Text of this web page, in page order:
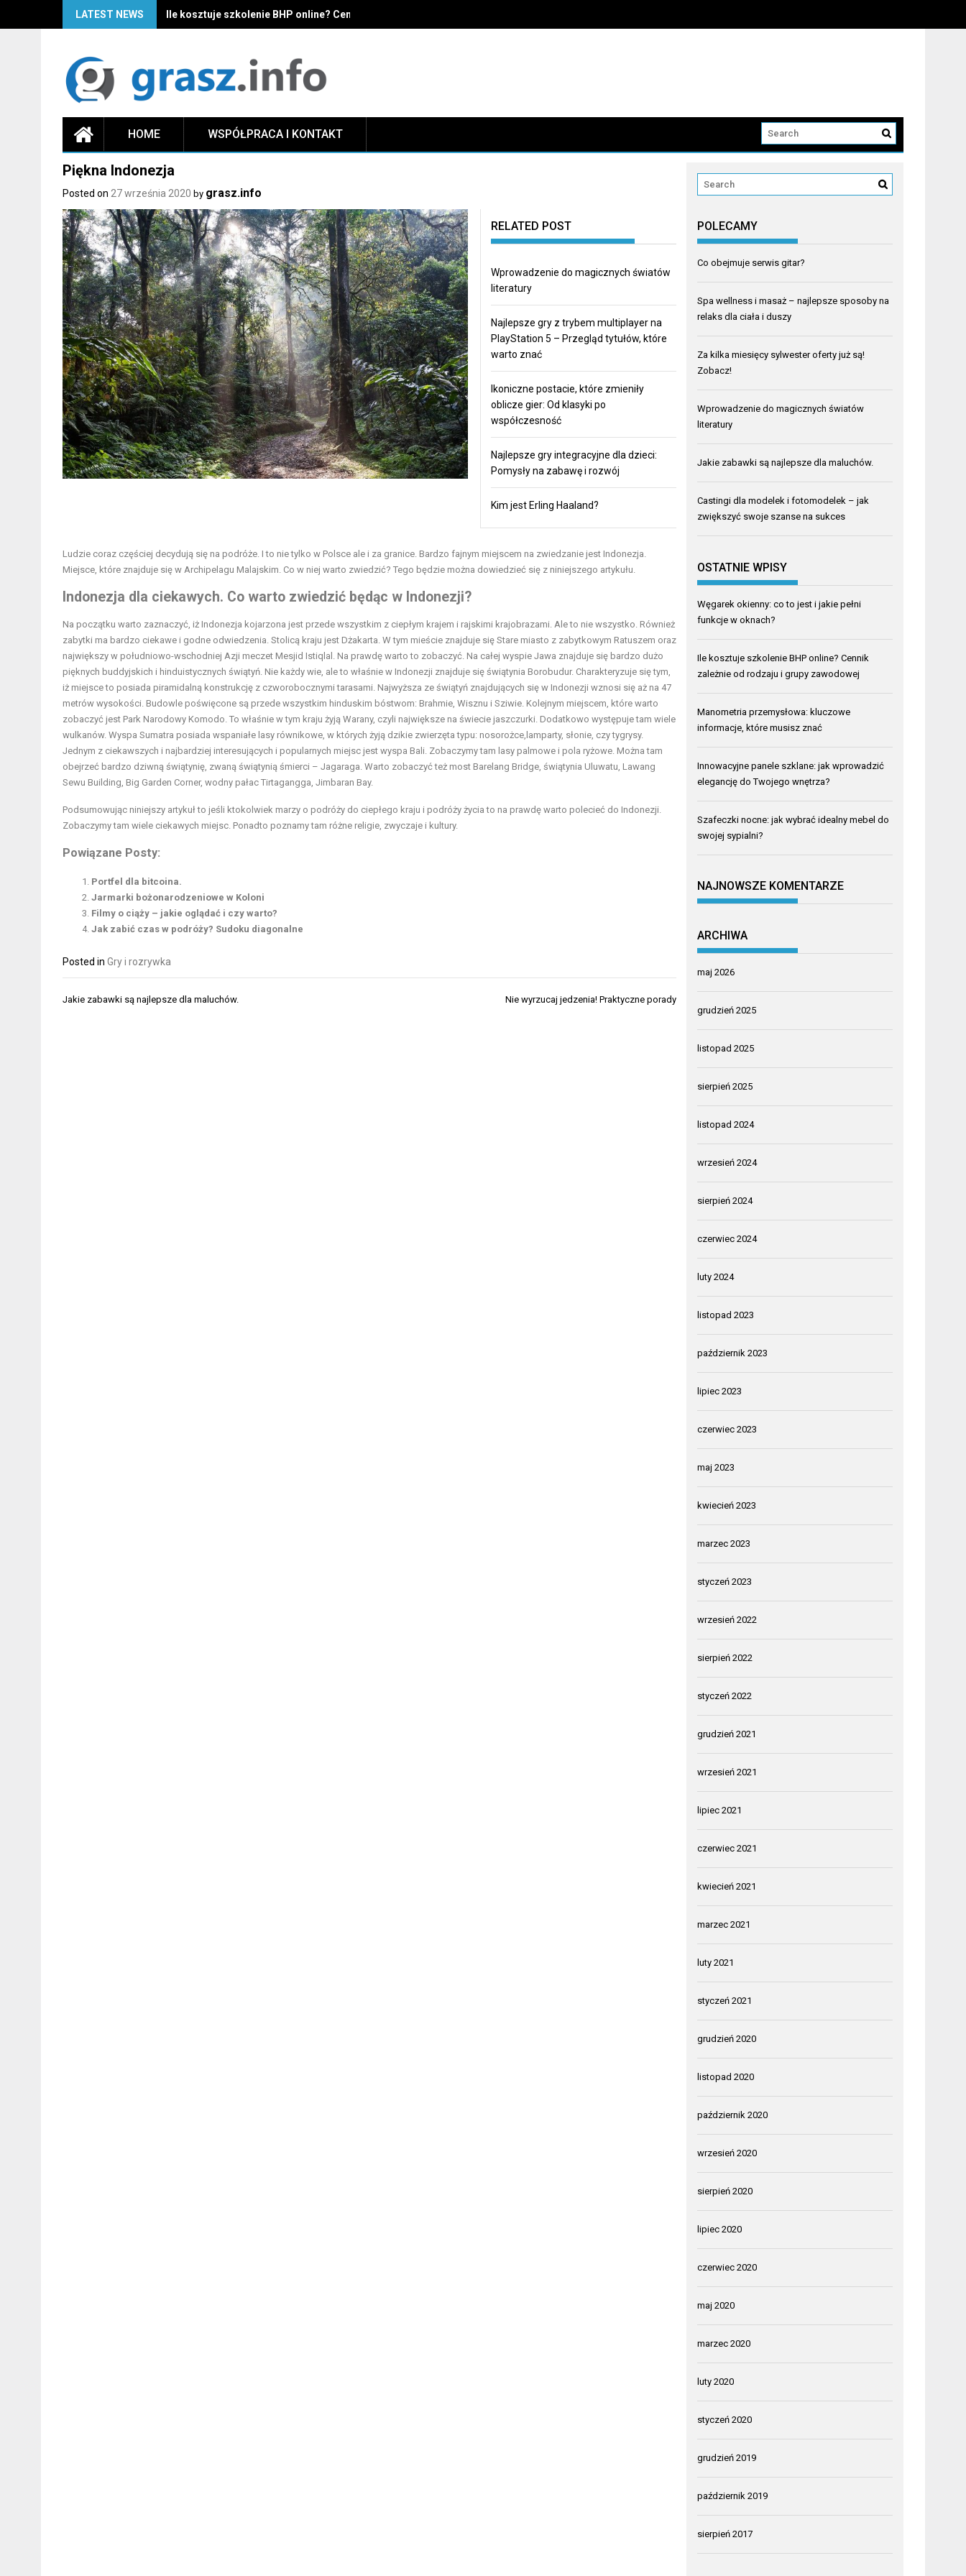
LATEST NEWS Ile kosztuje szkolenie BHP online? Cennik zależnie od rodzaju i grupy zawodowej
HOME WSPÓŁPRACA I KONTAKT
Piękna Indonezja
Posted on 27 września 2020 by grasz.info
RELATED POST
Wprowadzenie do magicznych światów
literatury
Najlepsze gry z trybem multiplayer na
PlayStation 5 – Przegląd tytułów, które
warto znać
Ikoniczne postacie, które zmieniły
oblicze gier: Od klasyki po
współczesność
Najlepsze gry integracyjne dla dzieci:
Pomysły na zabawę i rozwój
Kim jest Erling Haaland?
Ludzie coraz częściej decydują się na podróże. I to nie tylko w Polsce ale i za granice. Bardzo fajnym miejscem na zwiedzanie jest Indonezja.
Miejsce, które znajduje się w Archipelagu Malajskim. Co w niej warto zwiedzić? Tego będzie można dowiedzieć się z niniejszego artykułu.
Indonezja dla ciekawych. Co warto zwiedzić będąc w Indonezji?
Na początku warto zaznaczyć, iż Indonezja kojarzona jest przede wszystkim z ciepłym krajem i rajskimi krajobrazami. Ale to nie wszystko. Również
zabytki ma bardzo ciekawe i godne odwiedzenia. Stolicą kraju jest Dżakarta. W tym mieście znajduje się Stare miasto z zabytkowym Ratuszem oraz
największy w południowo-wschodniej Azji meczet Mesjid Istiqlal. Na prawdę warto to zobaczyć. Na całej wyspie Jawa znajduje się bardzo dużo
pięknych buddyjskich i hinduistycznych świątyń. Nie każdy wie, ale to właśnie w Indonezji znajduje się świątynia Borobudur. Charakteryzuje się tym,
iż miejsce to posiada piramidalną konstrukcję z czworobocznymi tarasami. Najwyższa ze świątyń znajdujących się w Indonezji wznosi się aż na 47
metrów wysokości. Budowle poświęcone są przede wszystkim hinduskim bóstwom: Brahmie, Wisznu i Sziwie. Kolejnym miejscem, które warto
zobaczyć jest Park Narodowy Komodo. To właśnie w tym kraju żyją Warany, czyli największe na świecie jaszczurki. Dodatkowo występuje tam wiele
wulkanów. Wyspa Sumatra posiada wspaniałe lasy równikowe, w których żyją dzikie zwierzęta typu: nosorożce,lamparty, słonie, czy tygrysy.
Jednym z ciekawszych i najbardziej interesujących i popularnych miejsc jest wyspa Bali. Zobaczymy tam lasy palmowe i pola ryżowe. Można tam
obejrzeć bardzo dziwną świątynię, zwaną świątynią śmierci – Jagaraga. Warto zobaczyć też most Barelang Bridge, świątynia Uluwatu, Lawang
Sewu Building, Big Garden Corner, wodny pałac Tirtagangga, Jimbaran Bay.
Podsumowując niniejszy artykuł to jeśli ktokolwiek marzy o podróży do ciepłego kraju i podróży życia to na prawdę warto polecieć do Indonezji.
Zobaczymy tam wiele ciekawych miejsc. Ponadto poznamy tam różne religie, zwyczaje i kultury.
Powiązane Posty:
Portfel dla bitcoina.
Jarmarki bożonarodzeniowe w Koloni
Filmy o ciąży – jakie oglądać i czy warto?
Jak zabić czas w podróży? Sudoku diagonalne
Posted in Gry i rozrywka
Nawigacja
Jakie zabawki są najlepsze dla maluchów. Nie wyrzucaj jedzenia! Praktyczne porady
POLECAMY
Co obejmuje serwis gitar?
Spa wellness i masaż – najlepsze sposoby na
relaks dla ciała i duszy
Za kilka miesięcy sylwester oferty już są!
Zobacz!
Wprowadzenie do magicznych światów
literatury
Jakie zabawki są najlepsze dla maluchów.
Castingi dla modelek i fotomodelek – jak
zwiększyć swoje szanse na sukces
OSTATNIE WPISY
Węgarek okienny: co to jest i jakie pełni
funkcje w oknach?
Ile kosztuje szkolenie BHP online? Cennik
zależnie od rodzaju i grupy zawodowej
Manometria przemysłowa: kluczowe
informacje, które musisz znać
Innowacyjne panele szklane: jak wprowadzić
elegancję do Twojego wnętrza?
Szafeczki nocne: jak wybrać idealny mebel do
swojej sypialni?
NAJNOWSZE KOMENTARZE
ARCHIWA
maj 2026
grudzień 2025
listopad 2025
sierpień 2025
listopad 2024
wrzesień 2024
sierpień 2024
czerwiec 2024
luty 2024
listopad 2023
październik 2023
lipiec 2023
czerwiec 2023
maj 2023
kwiecień 2023
marzec 2023
styczeń 2023
wrzesień 2022
sierpień 2022
styczeń 2022
grudzień 2021
wrzesień 2021
lipiec 2021
czerwiec 2021
kwiecień 2021
marzec 2021
luty 2021
styczeń 2021
grudzień 2020
listopad 2020
październik 2020
wrzesień 2020
sierpień 2020
lipiec 2020
czerwiec 2020
maj 2020
marzec 2020
luty 2020
styczeń 2020
grudzień 2019
październik 2019
sierpień 2017